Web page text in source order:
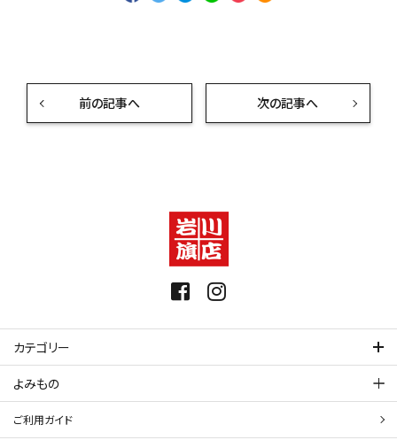
前の記事へ 次の記事へ
カテゴリー
よみもの
ご利用ガイド